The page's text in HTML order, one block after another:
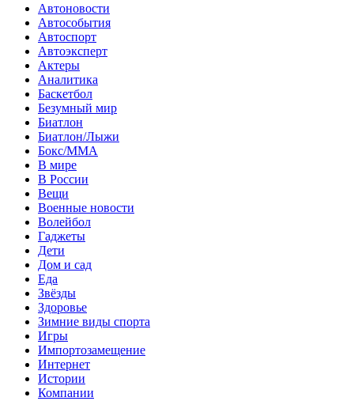
Автоновости
Автособытия
Автоспорт
Автоэксперт
Актеры
Аналитика
Баскетбол
Безумный мир
Биатлон
Биатлон/Лыжи
Бокс/MMA
В мире
В России
Вещи
Военные новости
Волейбол
Гаджеты
Дети
Дом и сад
Еда
Звёзды
Здоровье
Зимние виды спорта
Игры
Импортозамещение
Интернет
Истории
Компании